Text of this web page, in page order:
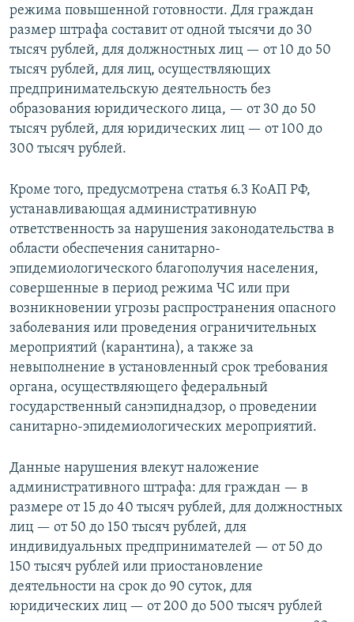
режима повышенной готовности. Для граждан
размер штрафа составит от одной тысячи до 30
тысяч рублей, для должностных лиц — от 10 до 50
тысяч рублей, для лиц, осуществляющих
предпринимательскую деятельность без
образования юридического лица, — от 30 до 50
тысяч рублей, для юридических лиц — от 100 до
300 тысяч рублей.
Кроме того, предусмотрена статья 6.3 КоАП РФ,
устанавливающая административную
ответственность за нарушения законодательства в
области обеспечения санитарно-
эпидемиологического благополучия населения,
совершенные в период режима ЧС или при
возникновении угрозы распространения опасного
заболевания или проведения ограничительных
мероприятий (карантина), а также за
невыполнение в установленный срок требования
органа, осуществляющего федеральный
государственный санэпиднадзор, о проведении
санитарно-эпидемиологических мероприятий.
Данные нарушения влекут наложение
административного штрафа: для граждан — в
размере от 15 до 40 тысяч рублей, для должностных
лиц — от 50 до 150 тысяч рублей, для
индивидуальных предпринимателей — от 50 до
150 тысяч рублей или приостановление
деятельности на срок до 90 суток, для
юридических лиц — от 200 до 500 тысяч рублей